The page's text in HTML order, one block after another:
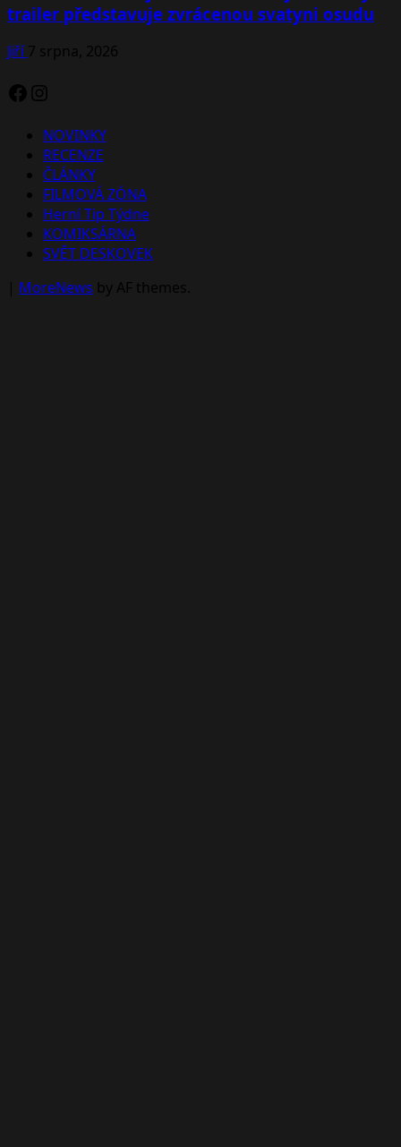
trailer představuje zvrácenou svatyni osudu
Jiří7 srpna, 2026
Facebook
Instagram
NOVINKY
RECENZE
ČLÁNKY
FILMOVÁ ZÓNA
Herní Tip Týdne
KOMIKSÁRNA
SVĚT DESKOVEK
| MoreNews by AF themes.